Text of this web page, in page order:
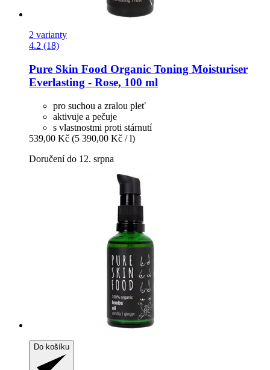
2 varianty
4.2 (18)
Pure Skin Food Organic Toning Moisturiser
Everlasting -​ Rose, 100 ml
pro suchou a zralou pleť
aktivuje a pečuje
s vlastnostmi proti stárnutí
539,00 Kč (5 390,00 Kč / l)
Doručení do 12. srpna
Do košíku